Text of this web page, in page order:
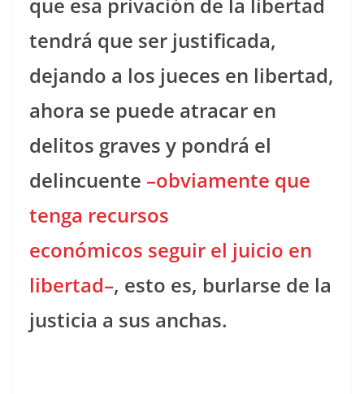
tendrá que ser justificada,
dejando a los jueces en libertad,
ahora se puede atracar en
delitos graves y pondrá el
delincuente –obviamente que
tenga recursos
económicos seguir el juicio en
libertad–, esto es, burlarse de la
justicia a sus anchas.